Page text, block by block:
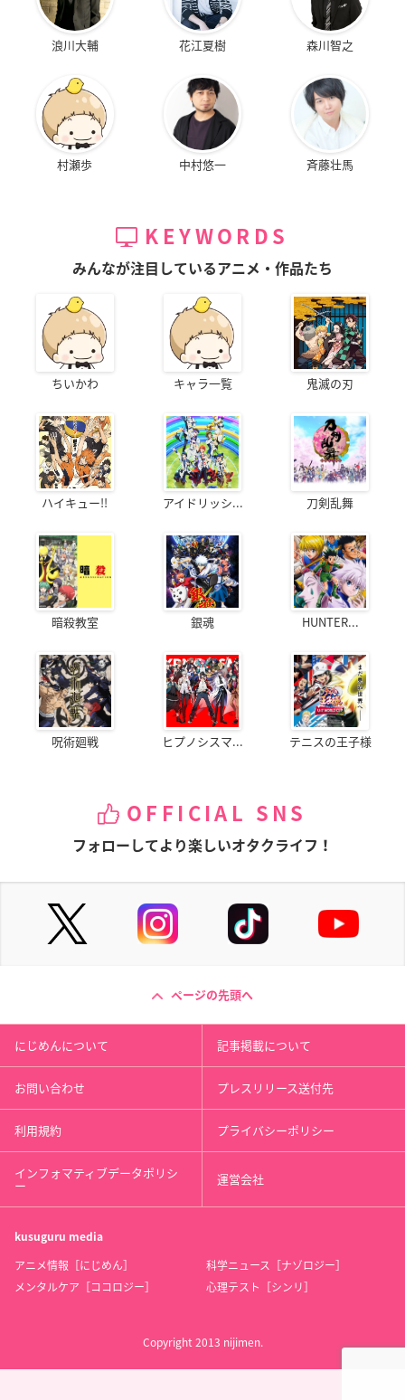
浪川大輔 花江夏樹 森川智之
村瀬歩 中村悠一 斉藤壮馬
KEYWORDS
みんなが注目しているアニメ・作品たち
ちいかわ キャラ一覧 鬼滅の刃
ハイキュー!! アイドリッシ... 刀剣乱舞
暗殺教室 銀魂 HUNTER...
呪術廻戦 ヒプノシスマ... テニスの王子様
OFFICIAL SNS
フォローしてより楽しいオタクライフ！
ページの先頭へ
にじめんについて 記事掲載について
お問い合わせ プレスリリース送付先
利用規約 プライバシーポリシー
インフォマティブデータポリシ
ー 運営会社
kusuguru media
アニメ情報［にじめん］
科学ニュース［ナゾロジー］
メンタルケア［ココロジー］
心理テスト［シンリ］
Copyright 2013 nijimen.